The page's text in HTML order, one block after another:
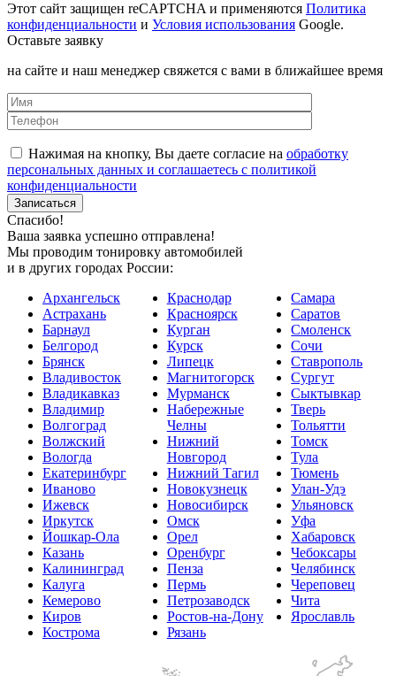
Этот сайт защищен reCAPTCHA и применяются Политика
конфиденциальности и Условия использования Google.
Оставьте заявку
на сайте и наш менеджер свяжется с вами в ближайшее время
Нажимая на кнопку, Вы даете согласие на обработку
персональных данных и соглашаетесь с политикой
конфиденциальности
Спасибо!
Ваша заявка успешно отправлена!
Мы проводим тонировку автомобилей
и в других городах России:
Архангельск
Астрахань
Барнаул
Белгород
Брянск
Владивосток
Владикавказ
Владимир
Волгоград
Волжский
Вологда
Екатеринбург
Иваново
Ижевск
Иркутск
Йошкар-Ола
Казань
Калининград
Калуга
Кемерово
Киров
Кострома
Краснодар
Красноярск
Курган
Курск
Липецк
Магнитогорск
Мурманск
Набережные
Челны
Нижний
Новгород
Нижний Тагил
Новокузнецк
Новосибирск
Омск
Орел
Оренбург
Пенза
Пермь
Петрозаводск
Ростов-на-Дону
Рязань
Самара
Саратов
Смоленск
Сочи
Ставрополь
Сургут
Сыктывкар
Тверь
Тольятти
Томск
Тула
Тюмень
Улан-Удэ
Ульяновск
Уфа
Хабаровск
Чебоксары
Челябинск
Череповец
Чита
Ярославль